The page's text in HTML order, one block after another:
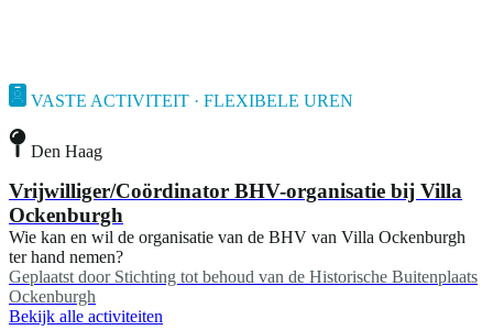
VASTE ACTIVITEIT · FLEXIBELE UREN
Den Haag
Vrijwilliger/Coördinator BHV-organisatie bij Villa
Ockenburgh
Wie kan en wil de organisatie van de BHV van Villa Ockenburgh
ter hand nemen?
Geplaatst door Stichting tot behoud van de Historische Buitenplaats
Ockenburgh
Bekijk alle activiteiten